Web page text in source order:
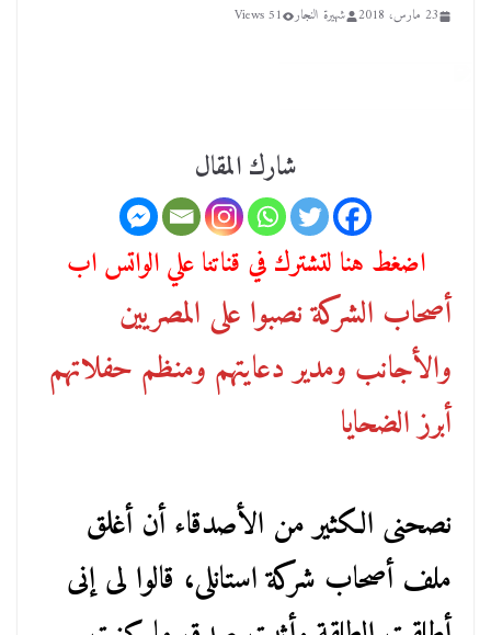
23 مارس، 2018 شهيرة النجار 51 Views
شارك المقال
اضغط هنا لتشترك في قناتنا علي الواتس اب
أصحاب الشركة نصبوا على المصريين
والأجانب ومدير دعايتهم ومنظم حفلاتهم
أبرز الضحايا
نصحنى الكثير من الأصدقاء أن أغلق
ملف أصحاب شركة استانلى، قالوا لى إنى